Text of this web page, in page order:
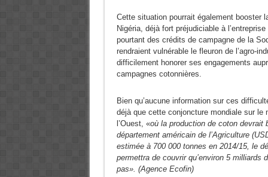
Cette situation pourrait également booster
Nigéria, déjà fort préjudiciable à
pourtant des crédits de campagne de la
rendraient vulnérable le fleuron de l’agro-
difficilement honorer ses engagements
campagnes cotonnières.
Bien qu’aucune information sur ces
déjà que cette conjoncture mondiale sur le
l’Ouest, «où la production de coton devrait
département américain de l’Agriculture
estimée à 700 000 tonnes en 2014/15, le
permettra de couvrir qu’environ 5
pas». (Agence Ecofin)